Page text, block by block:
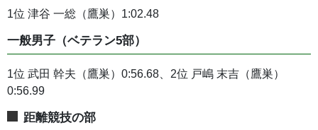
1位 津谷 一総（鷹巣）1:02.48
一般男子（ベテラン5部）
1位 武田 幹夫（鷹巣）0:56.68、2位 戸嶋 末吉（鷹巣）
0:56.99
距離競技の部